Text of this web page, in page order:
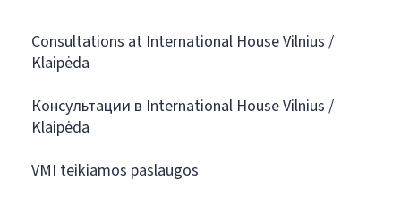
Consultations at International House Vilnius /
Klaipėda
Консультации в International House Vilnius /
Klaipėda
VMI teikiamos paslaugos